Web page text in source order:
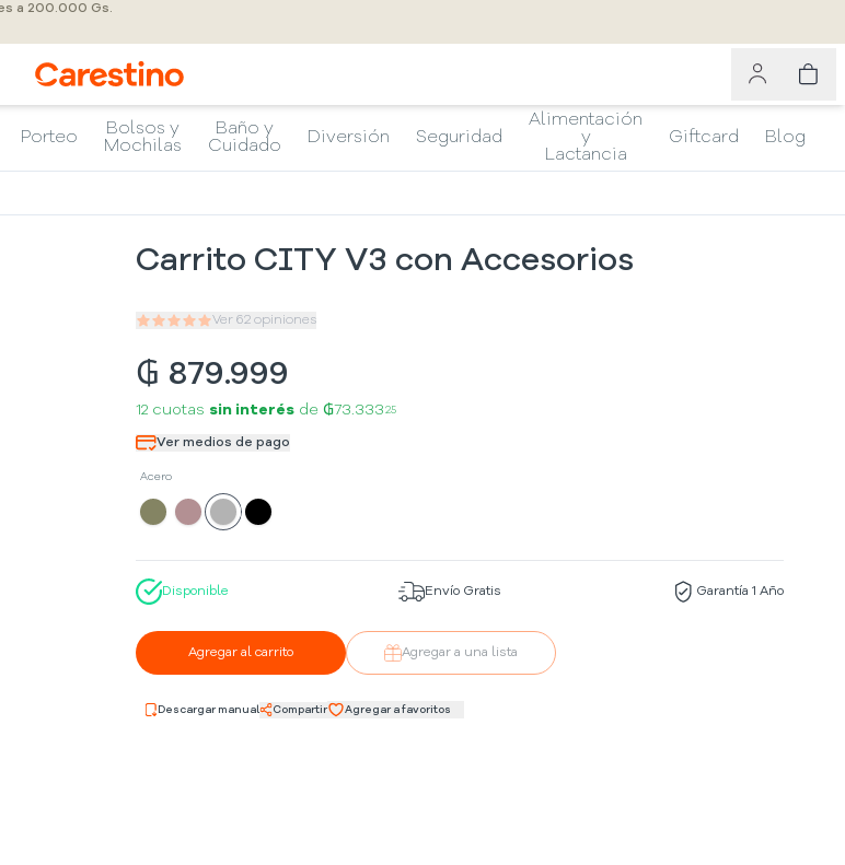
a 200.000 Gs.
Porteo
Bolsos y
Mochilas
Baño y
Cuidado
Diversión Seguridad
Alimentación
y
Lactancia
Giftcard Blog
Carrito CITY V3 con Accesorios
Ver 62 opiniones
₲ 879.999
12 cuotas sin interés de ₲73.333 25
Ver medios de pago
Acero
Disponible Envío Gratis Garantía 1 Año
Agregar al carrito Agregar a una lista
Descargar manual Compartir Agregar a favoritos